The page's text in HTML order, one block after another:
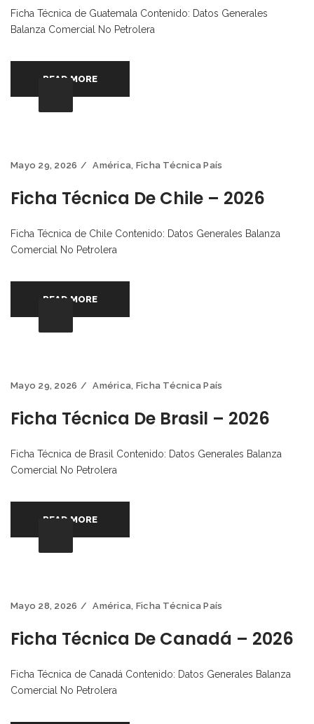
Ficha Técnica de Guatemala Contenido: Datos Generales
Balanza Comercial No Petrolera
READ MORE
Mayo 29, 2026 América, Ficha Técnica País
Ficha Técnica De Chile – 2026
Ficha Técnica de Chile Contenido: Datos Generales Balanza
Comercial No Petrolera
READ MORE
Mayo 29, 2026 América, Ficha Técnica País
Ficha Técnica De Brasil – 2026
Ficha Técnica de Brasil Contenido: Datos Generales Balanza
Comercial No Petrolera
READ MORE
Mayo 28, 2026 América, Ficha Técnica País
Ficha Técnica De Canadá – 2026
Ficha Técnica de Canadá Contenido: Datos Generales Balanza
Comercial No Petrolera